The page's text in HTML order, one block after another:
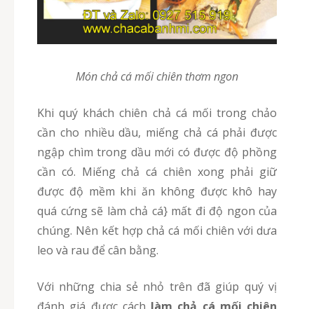
Món chả cá mối chiên thơm ngon
Khi quý khách chiên chả cá mối trong chảo
cần cho nhiều dầu, miếng chả cá phải được
ngập chìm trong dầu mới có được độ phồng
cần có. Miếng chả cá chiên xong phải giữ
được độ mềm khi ăn không được khô hay
quá cứng sẽ làm chả cá} mất đi độ ngon của
chúng. Nên kết hợp chả cá mối chiên với dưa
leo và rau để cân bằng.
Với những chia sẻ nhỏ trên đã giúp quý vị